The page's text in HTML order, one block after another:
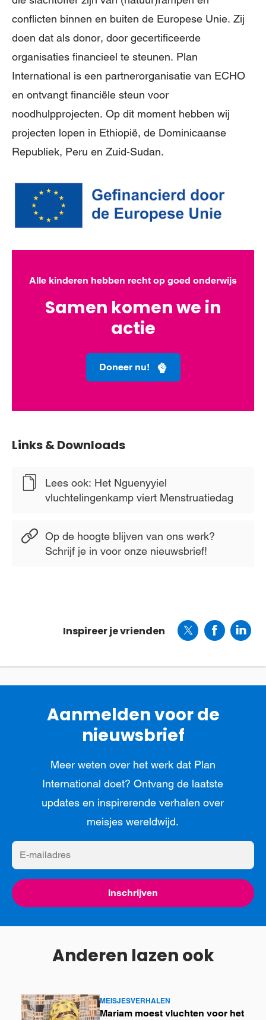
conflicten binnen en buiten de Europese Unie. Zij
doen dat als donor, door gecertificeerde
organisaties financieel te steunen. Plan
International is een partnerorganisatie van ECHO
en ontvangt financiële steun voor
noodhulpprojecten. Op dit moment hebben wij
projecten lopen in Ethiopië, de Dominicaanse
Republiek, Peru en Zuid-Sudan.
Alle kinderen hebben recht op goed onderwijs
Samen komen we in
actie
Doneer nu!
Links & Downloads
Lees ook: Het Nguenyyiel
vluchtelingenkamp viert Menstruatiedag
Op de hoogte blijven van ons werk?
Schrijf je in voor onze nieuwsbrief!
Inspireer je vrienden
Aanmelden voor de
nieuwsbrief
Meer weten over het werk dat Plan
International doet? Ontvang de laatste
updates en inspirerende verhalen over
meisjes wereldwijd.
E-
mailadres
Inschrijven
Anderen lazen ook
MEISJESVERHALEN
Mariam moest vluchten voor het
Lees